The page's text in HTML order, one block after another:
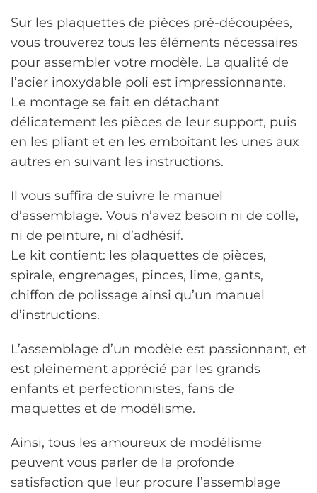
Sur les plaquettes de pièces pré-découpées,
vous trouverez tous les éléments nécessaires
pour assembler votre modèle. La qualité de
l’acier inoxydable poli est impressionnante.
Le montage se fait en détachant
délicatement les pièces de leur support, puis
en les pliant et en les emboitant les unes aux
autres en suivant les instructions.
Il vous suffira de suivre le manuel
d’assemblage. Vous n’avez besoin ni de colle,
ni de peinture, ni d’adhésif.
Le kit contient: les plaquettes de pièces,
spirale, engrenages, pinces, lime, gants,
chiffon de polissage ainsi qu’un manuel
d’instructions.
L’assemblage d’un modèle est passionnant, et
est pleinement apprécié par les grands
enfants et perfectionnistes, fans de
maquettes et de modélisme.
Ainsi, tous les amoureux de modélisme
peuvent vous parler de la profonde
satisfaction que leur procure l’assemblage